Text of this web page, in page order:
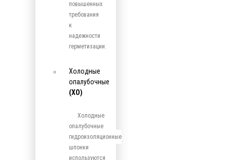
повышенных
требования
к
надежности
герметизации.
Холодные
опалубочные
(ХО)
Холодные
опалубочные
гидроизоляционные
шпонки
используются